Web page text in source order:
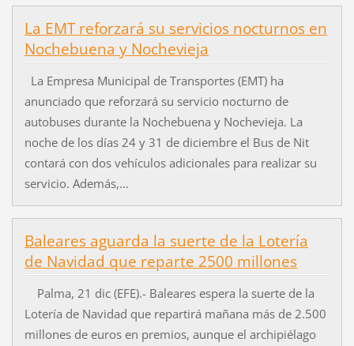
La EMT reforzará su servicios nocturnos en
Nochebuena y Nochevieja
La Empresa Municipal de Transportes (EMT) ha
anunciado que reforzará su servicio nocturno de
autobuses durante la Nochebuena y Nochevieja. La
noche de los días 24 y 31 de diciembre el Bus de Nit
contará con dos vehículos adicionales para realizar su
servicio. Además,...
Baleares aguarda la suerte de la Lotería
de Navidad que reparte 2500 millones
Palma, 21 dic (EFE).- Baleares espera la suerte de la
Lotería de Navidad que repartirá mañana más de 2.500
millones de euros en premios, aunque el archipiélago